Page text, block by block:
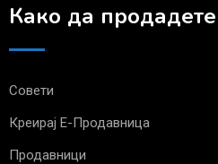
Како да
Совети
Креирај Е-Продавница
Продавници